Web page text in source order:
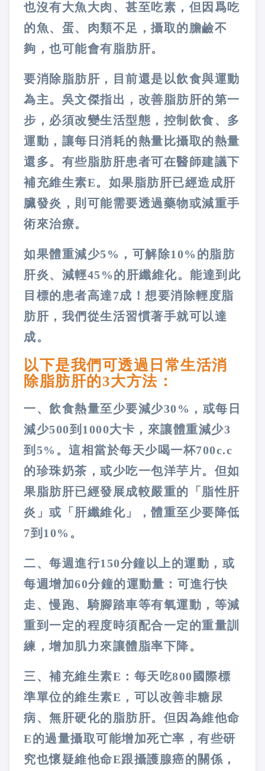
也沒有大魚大肉、甚至吃素，但因爲吃
的魚、蛋、肉類不足，攝取的膽鹼不
夠，也可能會有脂肪肝。
要消除脂肪肝，目前還是以飲食與運動
為主。吳文傑指出，改善脂肪肝的第一
步，必須改變生活型態，控制飲食、多
運動，讓每日消耗的熱量比攝取的熱量
還多。有些脂肪肝患者可在醫師建議下
補充維生素E。如果脂肪肝已經造成肝
臟發炎，則可能需要透過藥物或減重手
術來治療。
如果體重減少5%，可解除10%的脂肪
肝炎、減輕45%的肝纖維化。能達到此
目標的患者高達7成！想要消除輕度脂
肪肝，我們從生活習慣著手就可以達
成。
以下是我們可透過日常生活消
除脂肪肝的3大方法：
一、飲食熱量至少要減少30%，或每日
減少500到1000大卡，來讓體重減少3
到5%。這相當於每天少喝一杯700c.c
的珍珠奶茶，或少吃一包洋芋片。但如
果脂肪肝已經發展成較嚴重的「脂性肝
炎」或「肝纖維化」，體重至少要降低
7到10%。
二、每週進行150分鐘以上的運動，或
每週增加60分鐘的運動量：可進行快
走、慢跑、騎腳踏車等有氧運動，等減
重到一定的程度時須配合一定的重量訓
練，增加肌力來讓體脂率下降。
三、補充維生素E：每天吃800國際標
準單位的維生素E，可以改善非糖尿
病、無肝硬化的脂肪肝。但因為維他命
E的過量攝取可能增加死亡率，有些研
究也懷疑維他命E跟攝護腺癌的關係，